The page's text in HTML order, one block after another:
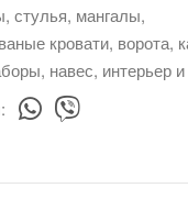
стулья, мангалы,
кровати, ворота,
навес, интерьер и